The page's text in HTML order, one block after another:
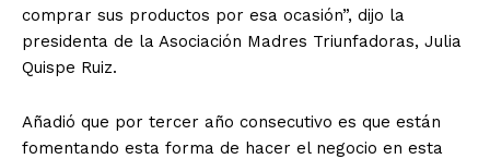
comprar sus productos por esa ocasión”, dijo la
presidenta de la Asociación Madres Triunfadoras, Julia
Quispe Ruiz.
Añadió que por tercer año consecutivo es que están
fomentando esta forma de hacer el negocio en esta